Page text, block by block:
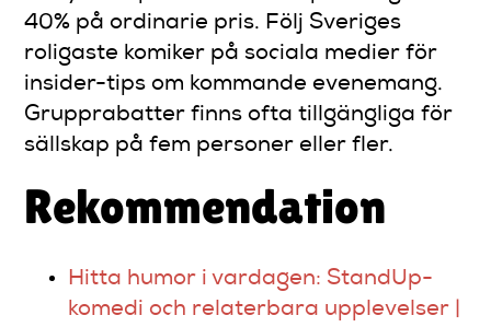
40% på ordinarie pris. Följ Sveriges
roligaste komiker på sociala medier för
insider-tips om kommande evenemang.
Grupprabatter finns ofta tillgängliga för
sällskap på fem personer eller fler.
Rekommendation
Hitta humor i vardagen: StandUp-
komedi och relaterbara upplevelser |